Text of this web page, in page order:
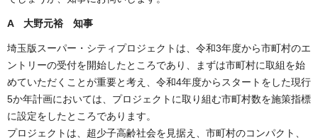
A 大野元裕 知事
埼玉版スーパー・シティプロジェクトは、令和3年度から市町村のエ
ントリーの受付を開始したところであり、まずは市町村に取組を始
めていただくことが重要と考え、令和4年度からスタートをした現行
5か年計画においては、プロジェクトに取り組む市町村数を施策指標
に設定をしたところであります。
プロジェクトは、超少子高齢社会を見据え、市町村のコンパクト、